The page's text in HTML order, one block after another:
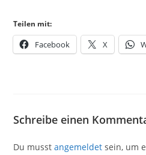
Teilen mit:
Facebook X
Schreibe einen
Du musstangemeldet sein, um